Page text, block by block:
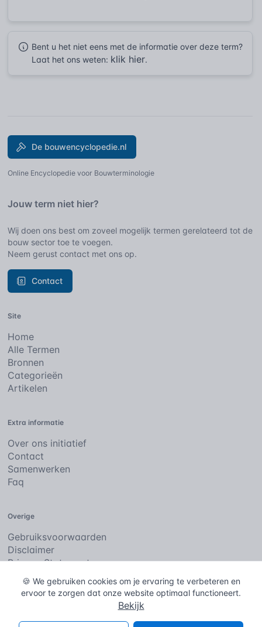
Bent u het niet eens met de informatie over deze term?
Laat het ons weten: klik hier.
De bouwencyclopedie.nl
Online Encyclopedie voor Bouwterminologie
Jouw term niet hier?
Wij doen ons best om zoveel mogelijk termen gerelateerd tot de
bouw sector toe te voegen.
Neem gerust contact met ons op.
Contact
Site
Home
Alle Termen
Bronnen
Categorieën
Artikelen
Extra informatie
Over ons initiatief
Contact
Samenwerken
Faq
Overige
Gebruiksvoorwaarden
Disclaimer
Privacy Statement
Cookies
Copyright © 2026De bouwencyclopedie. Alle rechten
🍪 We gebruiken cookies om je ervaring te verbeteren en
ervoor te zorgen dat onze website optimaal functioneert.
Bekijk